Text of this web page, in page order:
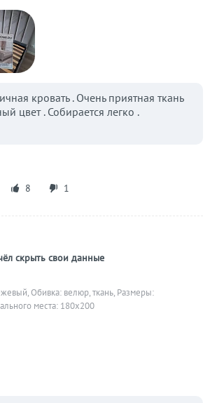
кровать . Очень приятная ткань
цвет . Собирается легко .
8 1
скрыть свои данные
Обивка: велюр, ткань, Размеры:
места: 180х200